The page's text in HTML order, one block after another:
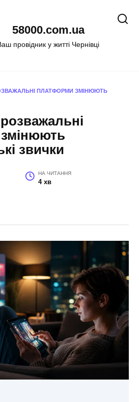
58000.com.ua
провідник у житті Чернівці
ПЛАТФОРМИ ЗМІНЮЮТЬ
звички
НА ЧИТАННЯ
4 хв